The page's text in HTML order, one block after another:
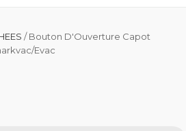
/ Bouton D'Ouverture Capot
Evac